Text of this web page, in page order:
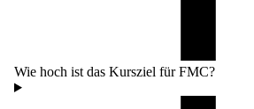
Wie hoch ist das Kursziel für FMC?